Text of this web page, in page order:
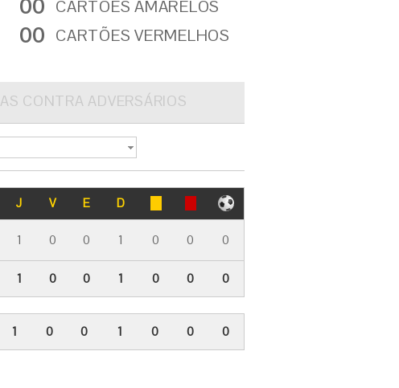
00 CARTÕES AMARELOS
00 CARTÕES VERMELHOS
CONTRA ADVERSÁRIOS
J V E D
1 0 0 1 0 0 0
1 0 0 1 0 0 0
1 0 0 1 0 0 0